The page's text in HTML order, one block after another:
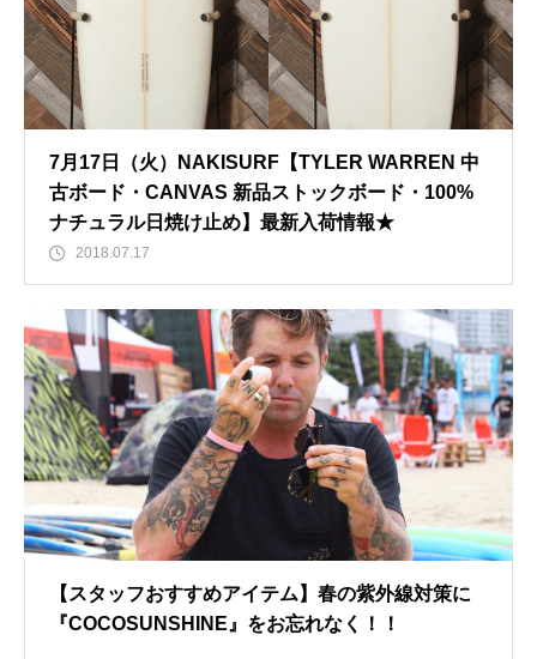
7月17日（火）NAKISURF【TYLER WARREN 中
古ボード・CANVAS 新品ストックボード・100%
ナチュラル日焼け止め】最新入荷情報★
2018.07.17
【スタッフおすすめアイテム】春の紫外線対策に
『COCOSUNSHINE』をお忘れなく！！